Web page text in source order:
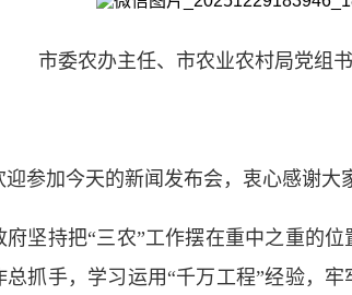
市委农办主任、市农业农村局党组
加今天的新闻发布会，衷心感谢大
持把“三农”工作摆在重中之重的位
抓手，学习运用“千万工程”经验，